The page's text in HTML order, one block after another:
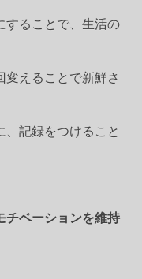
することで、生活の
えることで新鮮さ
、記録をつけること
チベーションを維持